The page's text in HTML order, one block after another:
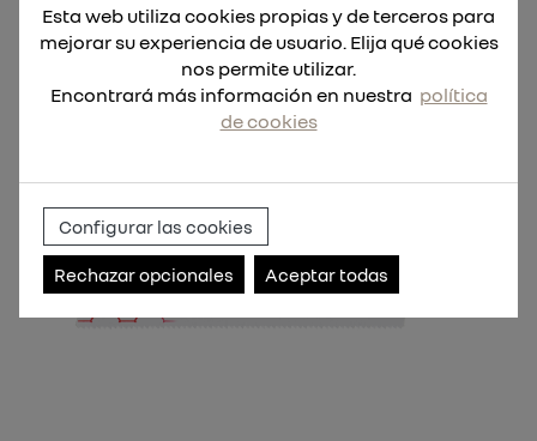
Esta web utiliza cookies propias y de terceros para
mejorar su experiencia de usuario. Elija qué cookies
nos permite utilizar.
Encontrará más información en nuestra política
de cookies
Configurar las cookies
Rechazar opcionales Aceptar todas